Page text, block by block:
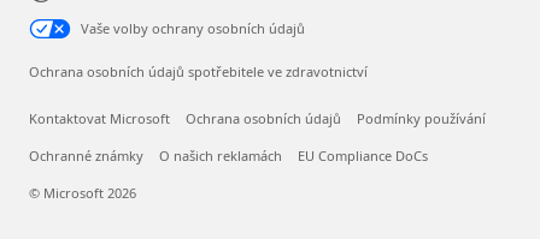
Vaše volby ochrany osobních údajů
Ochrana osobních údajů spotřebitele ve zdravotnictví
Kontaktovat Microsoft Ochrana osobních údajů Podmínky používání
Ochranné známky O našich reklamách EU Compliance DoCs
© Microsoft 2026